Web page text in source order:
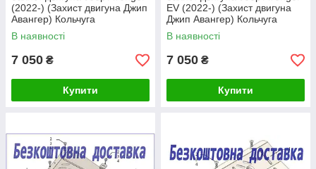
(2022-) (Захист двигуна Джип
Авангер) Кольчуга
В наявності
7 050 ₴
Купити
EV (2022-) (Захист двигуна
Джип Авангер) Кольчуга
В наявності
7 050 ₴
Купити